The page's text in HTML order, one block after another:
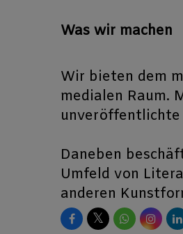
Was wir machen
Wir bieten dem
medialen Raum.
unveröffentlichte
Daneben
Umfeld von
anderen
𝕏